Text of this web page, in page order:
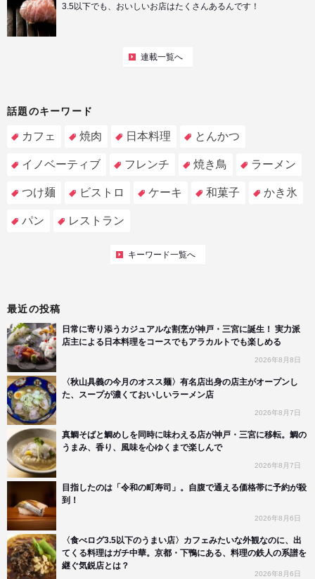
3.5以下でも、おいしいお店はたくさんあるんです！
連載一覧へ
話題のキーワード
カフェ 焼肉 日本料理 とんかつ
イノベーティブ フレンチ 焼き鳥 ラーメン
つけ麺 ビストロ ケーキ 和菓子 かき氷
パン レストラン
キーワード一覧へ
最近の投稿
日常に寄り添うカジュアルな割烹が神戸・三宮に誕生！ 実力派
店主による日本料理をコースでもアラカルトでも楽しめる
2026年8月8日
〈秋山具義の今月のオスス麺〉有名店出身の店主がオープンし
た、スープが濃くておいしいラーメン店
2026年8月7日
真鯛そばと鯛めしを同時に味わえる店が神戸・三宮に移転。鯛の
うまみ、香り、風味を心ゆくまで楽しんで
2026年8月7日
目指したのは「令和の町寿司」。自腹で通える価格帯に予約が殺
到！
2026年8月6日
〈食べログ3.5以下のうまい店〉カフェみたいな外観なのに、出
てくる料理はガチ中華。京都・下鴨にある、料理の鉄人の系譜を
継ぐ気鋭店とは？
2026年8月6日